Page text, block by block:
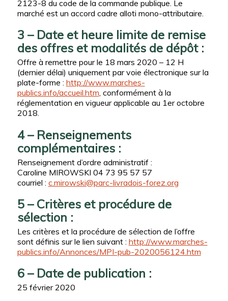
2123-8 du code de la commande publique. Le
marché est un accord cadre alloti mono-attributaire.
3 – Date et heure limite de remise
des offres et modalités de dépôt :
Offre à remettre pour le 18 mars 2020 – 12 H
(dernier délai) uniquement par voie électronique sur la
plate-forme : http://www.marches-
publics.info/accueil.htm, conformément à la
réglementation en vigueur applicable au 1er octobre
2018.
4 – Renseignements
complémentaires :
Renseignement d’ordre administratif :
Caroline MIROWSKI 04 73 95 57 57
courriel : c.mirowski@parc-livradois-forez.org
5 – Critères et procédure de
sélection :
Les critères et la procédure de sélection de l’offre
sont définis sur le lien suivant : http://www.marches-
publics.info/Annonces/MPI-pub-2020056124.htm
6 – Date de publication :
25 février 2020